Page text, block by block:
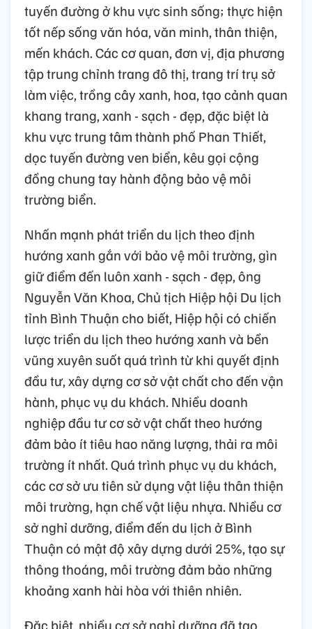
tuyến đường ở khu vực sinh sống; thực hiện
tốt nếp sống văn hóa, văn minh, thân thiện,
mến khách. Các cơ quan, đơn vị, địa phương
tập trung chỉnh trang đô thị, trang trí trụ sở
làm việc, trồng cây xanh, hoa, tạo cảnh quan
khang trang, xanh - sạch - đẹp, đặc biệt là
khu vực trung tâm thành phố Phan Thiết,
dọc tuyến đường ven biển, kêu gọi cộng
đồng chung tay hành động bảo vệ môi
trường biển.
Nhấn mạnh phát triển du lịch theo định
hướng xanh gắn với bảo vệ môi trường, gìn
giữ điểm đến luôn xanh - sạch - đẹp, ông
Nguyễn Văn Khoa, Chủ tịch Hiệp hội Du lịch
tỉnh Bình Thuận cho biết, Hiệp hội có chiến
lược triển du lịch theo hướng xanh và bền
vũng xuyên suốt quá trình từ khi quyết định
đầu tư, xây dựng cơ sở vật chất cho đến vận
hành, phục vụ du khách. Nhiều doanh
nghiệp đầu tư cơ sở vật chất theo hướng
đảm bảo ít tiêu hao năng lượng, thải ra môi
trường ít nhất. Quá trình phục vụ du khách,
các cơ sở ưu tiên sử dụng vật liệu thân thiện
môi trường, hạn chế vật liệu nhựa. Nhiều cơ
sở nghỉ dưỡng, điểm đến du lịch ở Bình
Thuận có mật độ xây dựng dưới 25%, tạo sự
thông thoáng, môi trường đảm bảo những
khoảng xanh hài hòa với thiên nhiên.
Đặc biệt, nhiều cơ sở nghỉ dưỡng đã tạo